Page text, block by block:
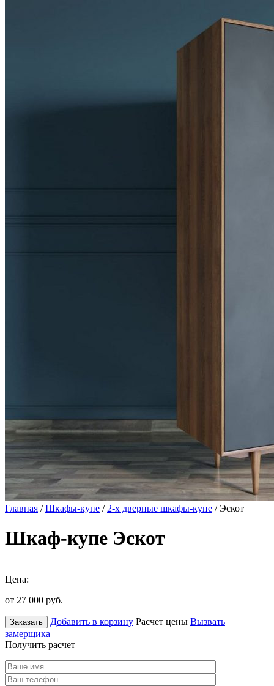
Главная /Шкафы-купе / 2-х дверные шкафы-купе / Эскот
Шкаф-купе Эскот
Цена:
от 27 000 руб.
Заказать Добавить в корзину Расчет цены Вызвать
замерщика
Получить расчет